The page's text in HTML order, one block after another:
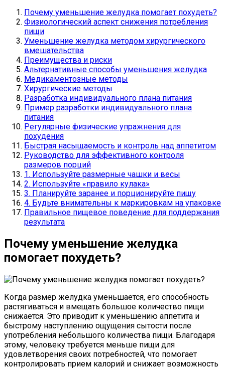
Почему уменьшение желудка помогает похудеть?
Физиологический аспект снижения потребления
пищи
Уменьшение желудка методом хирургического
вмешательства
Преимущества и риски
Альтернативные способы уменьшения желудка
Медикаментозные методы
Хирургические методы
Разработка индивидуального плана питания
Пример разработки индивидуального плана
питания
Регулярные физические упражнения для
похудения
Быстрая насыщаемость и контроль над аппетитом
Руководство для эффективного контроля
размеров порций
1. Используйте размерные чашки и весы
2. Используйте «правило кулака»
3. Планируйте заранее и порционируйте пищу
4. Будьте внимательны к маркировкам на упаковке
Правильное пищевое поведение для поддержания
результата
Почему уменьшение желудка
помогает похудеть?
Когда размер желудка уменьшается, его способность
растягиваться и вмещать большое количество пищи
снижается. Это приводит к уменьшению аппетита и
быстрому наступлению ощущения сытости после
употребления небольшого количества пищи. Благодаря
этому, человеку требуется меньше пищи для
удовлетворения своих потребностей, что помогает
контролировать прием калорий и снижает возможность